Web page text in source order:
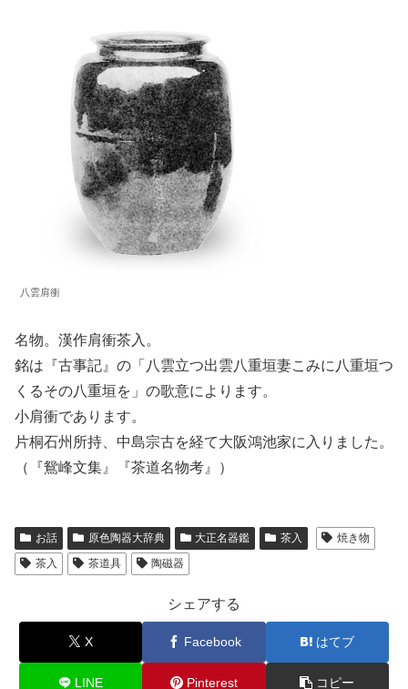
八雲肩衝
名物。漢作肩衝茶入。
銘は『古事記』の「八雲立つ出雲八重垣妻こみに八重垣つ
くるその八重垣を」の歌意によります。
小肩衝であります。
片桐石州所持、中島宗古を経て大阪鴻池家に入りました。
（『鴛峰文集』『茶道名物考』）
お話 原色陶器大辞典 大正名器鑑 茶入
焼き物
茶入
茶道具 陶磁器
シェアする
X Facebook はてブ
LINE Pinterest コピー